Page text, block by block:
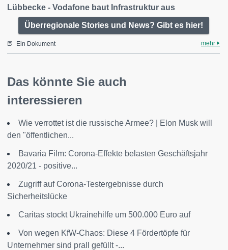
Lübbecke - Vodafone baut Infrastruktur aus
Überregionale Stories und News? Gibt es hier!
Ein Dokument mehr
Das könnte Sie auch
interessieren
Wie verrottet ist die russische Armee? | Elon Musk will
den "öffentlichen...
Bavaria Film: Corona-Effekte belasten Geschäftsjahr
2020/21 - positive...
Zugriff auf Corona-Testergebnisse durch
Sicherheitslücke
Caritas stockt Ukrainehilfe um 500.000 Euro auf
Von wegen KfW-Chaos: Diese 4 Fördertöpfe für
Unternehmer sind prall gefüllt -...